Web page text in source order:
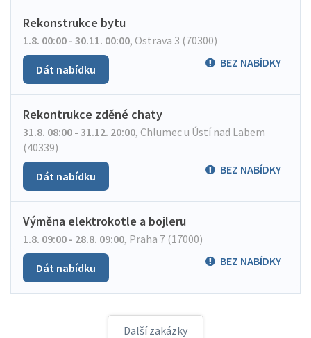
Rekonstrukce bytu
1.8. 00:00 - 30.11. 00:00, Ostrava 3 (70300)
BEZ NABÍDKY
Dát nabídku
Rekontrukce zděné chaty
31.8. 08:00 - 31.12. 20:00, Chlumec u Ústí nad Labem
(40339)
BEZ NABÍDKY
Dát nabídku
Výměna elektrokotle a bojleru
1.8. 09:00 - 28.8. 09:00, Praha 7 (17000)
BEZ NABÍDKY
Dát nabídku
Další zakázky